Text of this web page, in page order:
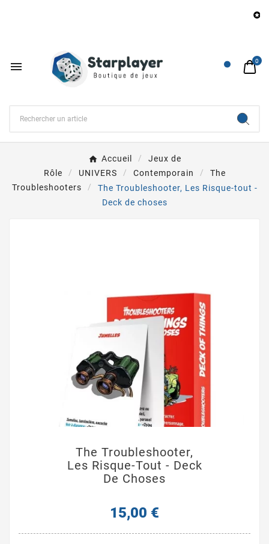

 0
Accueil
Jeux de
Rôle
UNIVERS Contemporain
The
Troubleshooters
The Troubleshooter, Les Risque-tout -
Deck de choses
The Troubleshooter,
Les Risque-Tout - Deck
De Choses
15,00 €